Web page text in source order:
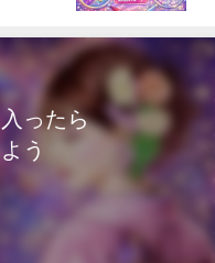
ったら
う